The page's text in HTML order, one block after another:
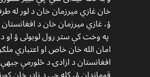
خان غازي میرزمان خان د لور له
ؤ، غازي میرزمان خان د
په وخت کې ستر رول لوبولی ؤ او
امان الله خان خاص او اعتباري
افغانستان د ازادۍ د څلورمې جبهې